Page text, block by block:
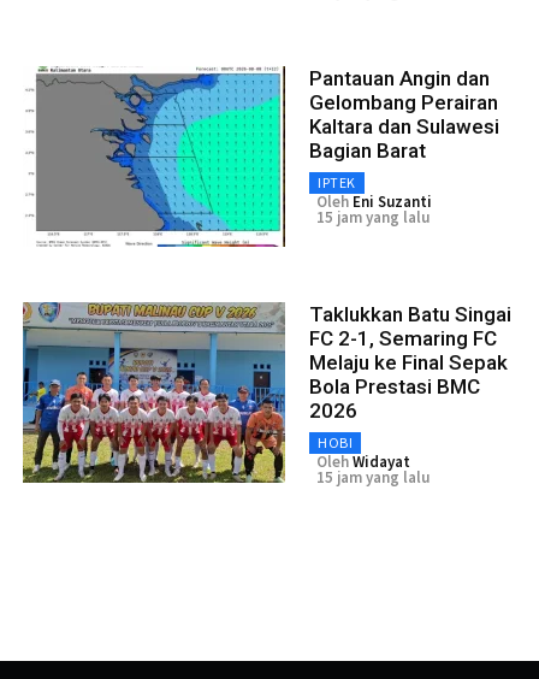
Pantauan Angin dan
Gelombang Perairan
Kaltara dan Sulawesi
Bagian Barat
IPTEK
Oleh Eni Suzanti
15 jam yang lalu
Taklukkan Batu Singai
FC 2-1, Semaring FC
Melaju ke Final Sepak
Bola Prestasi BMC
2026
HOBI
OlehWidayat
15 jam yang lalu